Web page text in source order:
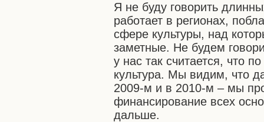
Я не буду говорить
работает в регионах,
сфере культуры, над
заметные. Не будем
у нас так считается, что
культура. Мы видим, что
2009-м и в 2010-м – мы
финансирование всех
дальше.